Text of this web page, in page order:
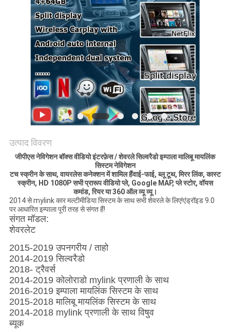
साइटमैप
PRIVACY
POLICY
उत्पाद विवरण
जीपीएस नेविगेशन बॉक्स वीडियो इंटरफ़ेस / शेवरले सिल्वरैडो इम्पाला मालिबू मायलिंक
सिस्टम नेविगेशन
टच स्क्रीन के साथ, वायरलेस कनेक्शन में शामिल हैंवाई-फाई, ब्लू टूथ, मिरर लिंक, कास्ट
स्क्रीन, HD 1080P सभी प्रारूप वीडियो प्ले, Google MAP, प्ले स्टोर, वॉयस
कमांड, रियर या 360 ऑल व्यू व्यू।
2014 से mylink कार मल्टीमीडिया सिस्टम के साथ सभी शेवरले के लिए!एंड्रॉइड 9.0
पर आधारित इम्पाला पूरी तरह से संगत हैं!
संगत मॉडल:
शेवरलेट
2015-2019 उपनगरीय / ताहो
2014-2019 सिल्वरैडो
2018- ट्रैवर्स
2014-2019 कोलोराडो mylink प्रणाली के साथ
2016-2019 इम्पाला मायलिंक सिस्टम के साथ
2015-2018 मालिबू मायलिंक सिस्टम के साथ
2014-2018 mylink प्रणाली के साथ विषुव
ब्यूक